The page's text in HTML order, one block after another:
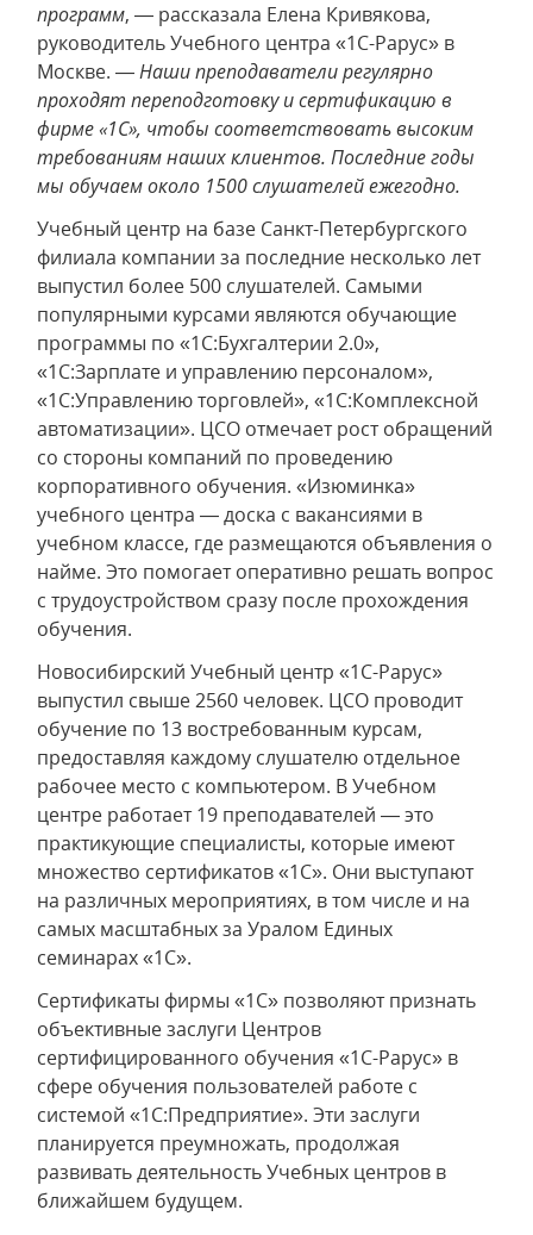
программ, — рассказала Елена Кривякова,
руководитель Учебного центра «1С-Рарус» в
Москве. —Наши преподаватели регулярно
проходят переподготовку и сертификацию в
фирме «1С», чтобы соответствовать высоким
требованиям наших клиентов. Последние годы
мы обучаем около 1500 слушателей ежегодно.
Учебный центр на базе Санкт-Петербургского
филиала компании за последние несколько лет
выпустил более 500 слушателей. Самыми
популярными курсами являются обучающие
программы по «1С:Бухгалтерии 2.0»,
«1С:Зарплате и управлению персоналом»,
«1С:Управлению торговлей», «1С:Комплексной
автоматизации». ЦСО отмечает рост обращений
со стороны компаний по проведению
корпоративного обучения. «Изюминка»
учебного центра — доска с вакансиями в
учебном классе, где размещаются объявления о
найме. Это помогает оперативно решать вопрос
с трудоустройством сразу после прохождения
обучения.
Новосибирский Учебный центр «1С-Рарус»
выпустил свыше 2560 человек. ЦСО проводит
обучение по 13 востребованным курсам,
предоставляя каждому слушателю отдельное
рабочее место с компьютером. В Учебном
центре работает 19 преподавателей — это
практикующие специалисты, которые имеют
множество сертификатов «1С». Они выступают
на различных мероприятиях, в том числе и на
самых масштабных за Уралом Единых
семинарах «1С».
Сертификаты фирмы «1С» позволяют признать
объективные заслуги Центров
сертифицированного обучения «1С-Рарус» в
сфере обучения пользователей работе с
системой «1С:Предприятие». Эти заслуги
планируется преумножать, продолжая
развивать деятельность Учебных центров в
ближайшем будущем.